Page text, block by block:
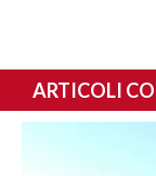
ARTICOLI